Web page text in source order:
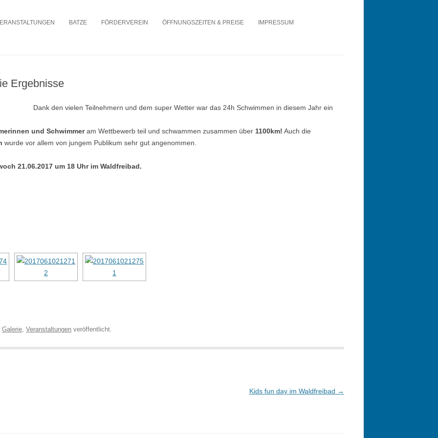
Inhalt
BATZE FÖRDERVEREIN ÖFFNUNGSZEITEN & PREISE IMPRESSUM
Ergebnisse
Dank den vielen Teilnehmern und dem super Wetter war das 24h Schwimmen in diesem Jahr ein
und Schwimmeram Wettbewerb teil und schwammen zusammen über 1100km! Auch die
wurde vor allem von jungem Publikum sehr gut angenommen.
21.06.2017 um 18 Uhr im Waldfreibad.
Galerie, Veranstaltungen veröffentlicht.
Kids fun day im Waldfreibad →